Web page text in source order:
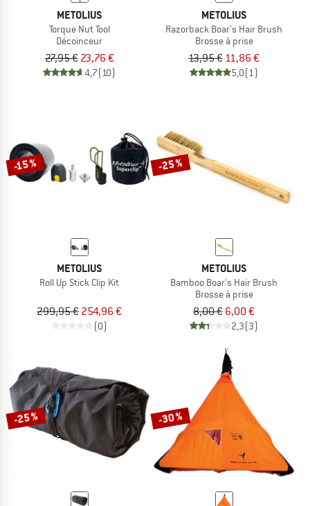
METOLIUS
Torque Nut Tool
Décoinceur
27,95 € 23,76 €
4,7(10)
METOLIUS
Razorback Boar's Hair Brush
Brosse à prise
13,95 € 11,86 €
5,0(1)
-15 %
METOLIUS
Roll Up Stick Clip Kit
299,95 € 254,96 €
(0)
-25 %
METOLIUS
Bamboo Boar's Hair Brush
Brosse à prise
8,00 € 6,00 €
2,3(3)
-25 % -30 %